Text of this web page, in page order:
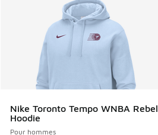
Nike Toronto Tempo WNBA Rebel
Hoodie
Pour hommes